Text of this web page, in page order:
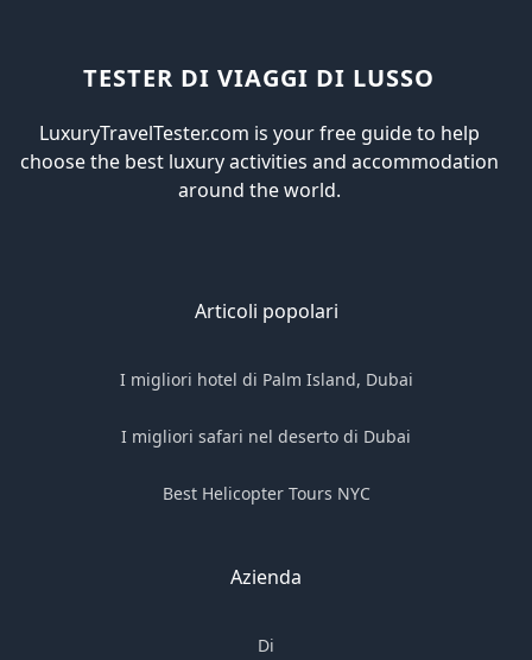
TESTER DI VIAGGI DI LUSSO
LuxuryTravelTester.com is your free guide to help
choose the best luxury activities and accommodation
around the world.
Articoli popolari
I migliori hotel di Palm Island, Dubai
I migliori safari nel deserto di Dubai
Best Helicopter Tours NYC
Azienda
Di